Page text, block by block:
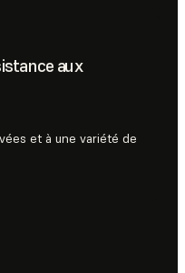
aux
et à une variété de